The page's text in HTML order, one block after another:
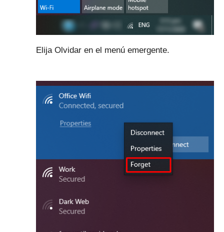
Elija Olvidar en el menú emergente.